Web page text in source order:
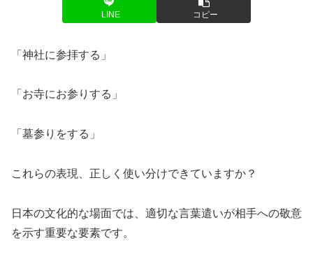
LINE コピー
「神社に参拝する」
「お寺にお参りする」
「墓参りをする」
これらの表現、正しく使い分けできていますか？
日本の文化的な場面では、適切な言葉遣いが相手への敬意
を示す重要な要素です。